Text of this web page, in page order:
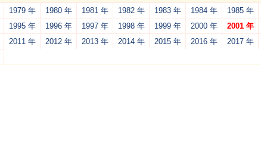
1979 年 1980 年 1981 年 1982 年 1983 年 1984 年 1985 年
1995 年 1996 年 1997 年 1998 年 1999 年 2000 年 2001 年
2011 年 2012 年 2013 年 2014 年 2015 年 2016 年 2017 年